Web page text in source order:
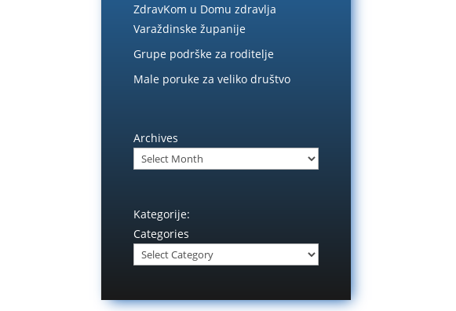
ZdravKom u Domu zdravlja
Varaždinske županije
Grupe podrške za roditelje
Male poruke za veliko društvo
Archives
Kategorije:
Categories